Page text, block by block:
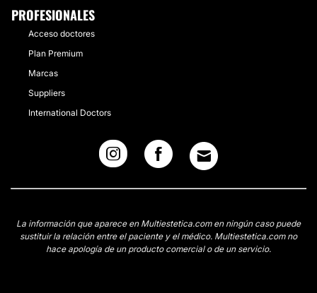
PROFESIONALES
Acceso doctores
Plan Premium
Marcas
Suppliers
International Doctors
La información que aparece en Multiestetica.com en ningún caso puede
sustituir la relación entre el paciente y el médico. Multiestetica.com no
hace apología de un producto comercial o de un servicio.